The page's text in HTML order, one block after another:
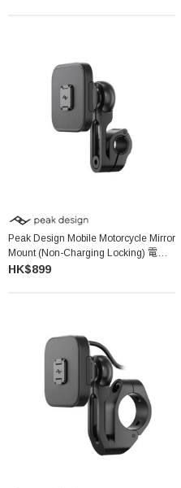
Peak Design Mobile Motorcycle Mirror
Mount (Non-Charging Locking) 電單
車後視鏡手機支架 (鎖定款非充電版）
HK$899